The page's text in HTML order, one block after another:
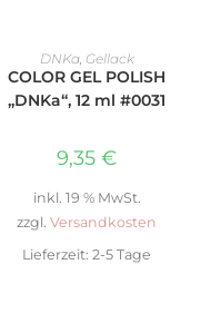
WEITERLESEN
DNKa, Gellack
COLOR GEL POLISH
„DNKa“, 12 ml #0031
9,35 €
inkl. 19 % MwSt.
zzgl. Versandkosten
Lieferzeit: 2-5 Tage